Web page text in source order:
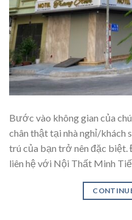
Bước vào không gian của
chân thật tại nhà nghỉ/khách
trú của bạn trở nên đặc biệt.
liên hệ với Nội Thất Minh